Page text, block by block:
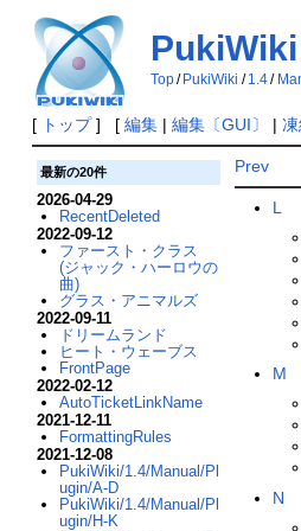
PukiWiki
Top/ PukiWiki / 1.4/
[ トップ] [ 編集| 編集〔GUI〕 |
Prev
L
M
N
最新の20件
2026-04-29
RecentDeleted
2022-09-12
ファースト・クラス
(ジャック・ハーロウの
曲)
グラス・アニマルズ
2022-09-11
ドリームランド
ヒート・ウェーブス
FrontPage
2022-02-12
AutoTicketLinkName
2021-12-11
FormattingRules
2021-12-08
PukiWiki/1.4/Manual/Pl
ugin/A-D
PukiWiki/1.4/Manual/Pl
ugin/H-K